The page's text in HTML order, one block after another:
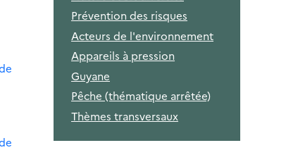
Prévention des risques
Acteurs de l'environnement
Appareils à pression
Guyane
Pêche (thématique arrêtée)
Thèmes transversaux